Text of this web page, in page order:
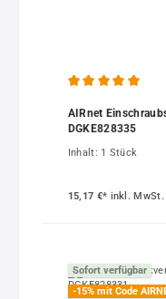
AIRnet
DGKE828335
Inhalt: 1 Stück
15,17 €* inkl. MwSt.
Sofort verfügbar
-15% mit Code